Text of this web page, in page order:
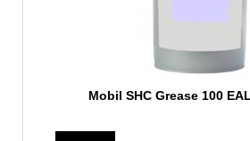
Mobil SHC Grease 100